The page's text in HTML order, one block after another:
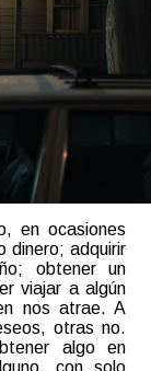
en ocasiones
dinero; adquirir
obtener un
viajar a algún
nos atrae. A
otras no.
algo en